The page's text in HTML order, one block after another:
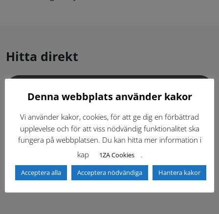
Hitta direkt
Dokumentbibliotek Kontaktlista
Tidigare versioner Nyheter
Säkerhetsordningen
Denna webbplats använder kakor
Vi använder kakor, cookies, för att ge dig en förbättrad
upplevelse och för att viss nödvändig funktionalitet ska
fungera på webbplatsen. Du kan hitta mer information i
kap
1ZA Cookies .
Acceptera alla Acceptera nödvändiga Hantera kakor